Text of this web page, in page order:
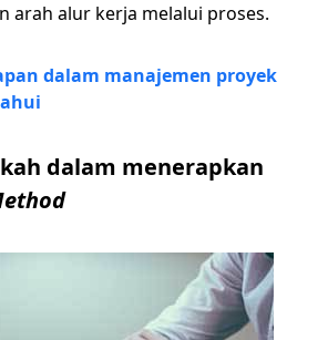
arah alur kerja melalui proses.
dalam manajemen proyek
dalam menerapkan